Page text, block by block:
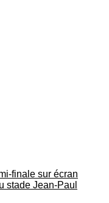
finale sur écran
stade Jean-Paul